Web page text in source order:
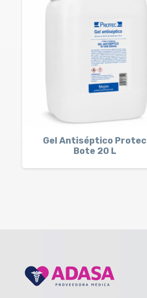
Gel Antiséptico Protec
Bote 20 L